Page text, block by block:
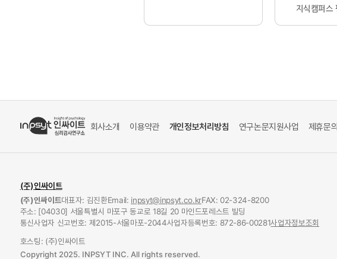
회사소개 이용약관 개인정보처리방침 연구논문지원사업 제휴문의
(주)인싸이트
(주)인싸이트대표자: 김진환Email: inpsyt@inpsyt.co.krFAX: 02-324-8200
주소: [04030] 서울특별시 마포구 동교로 18길 20 마인드포레스트 빌딩
통신사업자 신고번호: 제2015-서울마포-2044사업자등록번호: 872-86-00281사업자정보조회
호스팅: (주)인싸이트
Copyright 2025. INPSYT INC. All rights reserved.